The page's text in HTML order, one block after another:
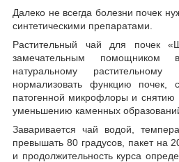
Далеко не всегда болезни почек
синтетическими препаратами.
Растительный чай для почек
замечательным помощником
натуральному
нормализовать функцию почек,
патогенной микрофлоры и снятию
уменьшению каменных
Заваривается чай водой,
превышать 80 градусов, пакет на
и продолжительность курса